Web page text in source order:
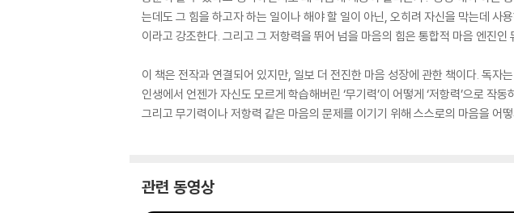
는데도 그 힘을 하고자 하는 일이나 해야 할 일이 아닌, 오히려 자신을 막는데
이라고 강조한다. 그리고 그 저항력을 뛰어 넘을 마음의 힘은 통합적 마음 엔진
이 책은 전작과 연결되어 있지만, 일보 더 전진한 마음 성장에 관한 책이다. 독
인생에서 언젠가 자신도 모르게 학습해버린 ‘무기력’이 어떻게 ‘저항력’으로 작
그리고 무기력이나 저항력 같은 마음의 문제를 이기기 위해 스스로의 마음을 어
관련 동영상